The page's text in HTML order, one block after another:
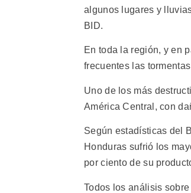
algunos lugares y
BID.
En toda la región, y en
frecuentes las
Uno de los más
América Central, con
Según estadísticas del
Honduras sufrió los
por ciento de su
Todos los análisis